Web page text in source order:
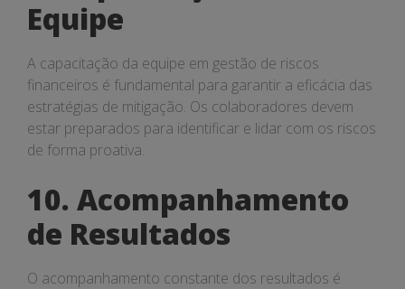
Equipe
A capacitação da equipe em gestão de riscos
financeiros é fundamental para garantir a eficácia das
estratégias de mitigação. Os colaboradores devem
estar preparados para identificar e lidar com os riscos
de forma proativa.
10. Acompanhamento
de Resultados
O acompanhamento constante dos resultados é